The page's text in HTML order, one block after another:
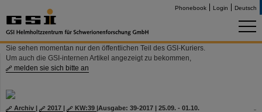
Phonebook Login Deutsch
Sie sehen momentan nur den öffentlichen Teil des GSI-Kuriers.
Um auch die GSI-internen Artikel angezeigt zu bekommen,
melden sie sich bitte an
Archiv | 2017 | KW:39 |Ausgabe: 39-2017 | 25.09. - 01.10.